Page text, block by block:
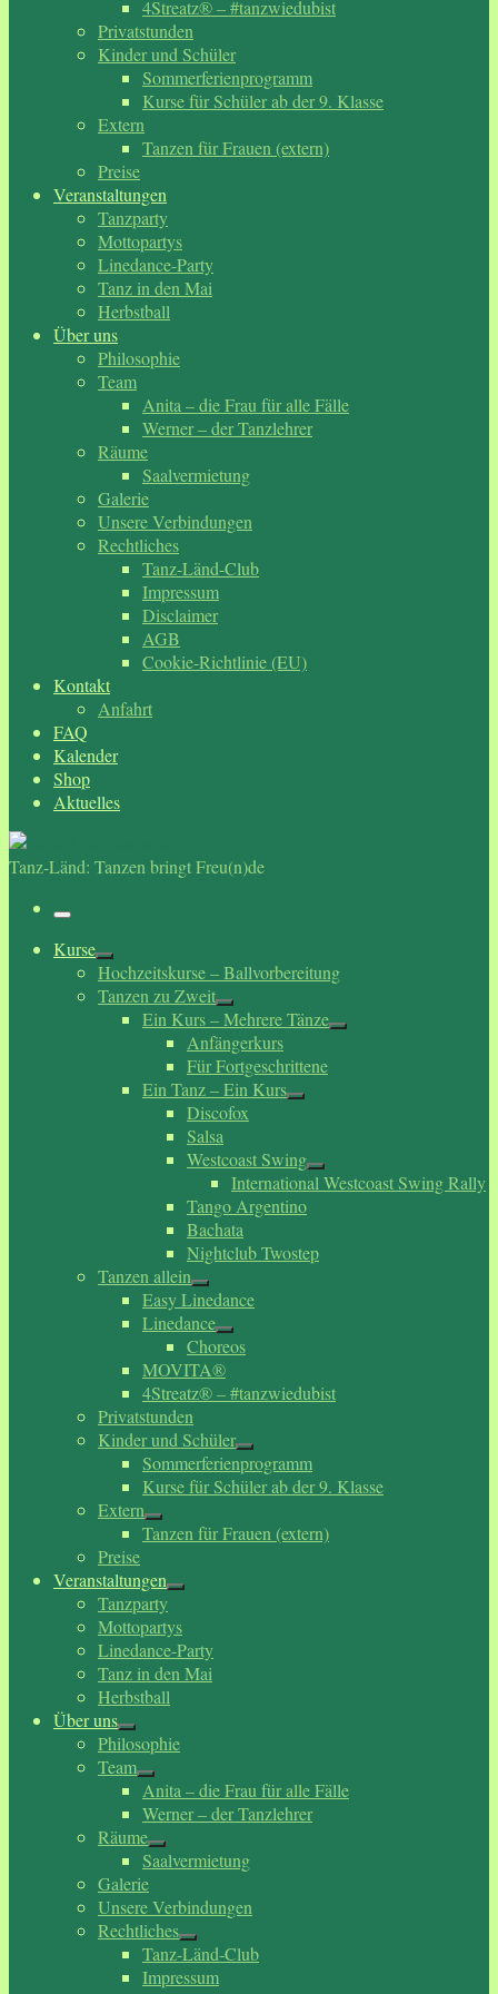
4Streatz® – #tanzwiedubist
Privatstunden
Kinder und Schüler
Sommerferienprogramm
Kurse für Schüler ab der 9. Klasse
Extern
Tanzen für Frauen (extern)
Preise
Veranstaltungen
Tanzparty
Mottopartys
Linedance-Party
Tanz in den Mai
Herbstball
Über uns
Philosophie
Team
Anita – die Frau für alle Fälle
Werner – der Tanzlehrer
Räume
Saalvermietung
Galerie
Unsere Verbindungen
Rechtliches
Tanz-Länd-Club
Impressum
Disclaimer
AGB
Cookie-Richtlinie (EU)
Kontakt
Anfahrt
FAQ
Kalender
Shop
Aktuelles
Tanz-Länd: Tanzen bringt Freu(n)de
Menü
Kurse
Hochzeitskurse – Ballvorbereitung
Tanzen zu Zweit
Ein Kurs – Mehrere Tänze
Anfängerkurs
Für Fortgeschrittene
Ein Tanz – Ein Kurs
Discofox
Salsa
Westcoast Swing
International Westcoast Swing Rally
Tango Argentino
Bachata
Nightclub Twostep
Tanzen allein
Easy Linedance
Linedance
Choreos
MOVITA®
4Streatz® – #tanzwiedubist
Privatstunden
Kinder und Schüler
Sommerferienprogramm
Kurse für Schüler ab der 9. Klasse
Extern
Tanzen für Frauen (extern)
Preise
Veranstaltungen
Tanzparty
Mottopartys
Linedance-Party
Tanz in den Mai
Herbstball
Über uns
Philosophie
Team
Anita – die Frau für alle Fälle
Werner – der Tanzlehrer
Räume
Saalvermietung
Galerie
Unsere Verbindungen
Rechtliches
Tanz-Länd-Club
Impressum